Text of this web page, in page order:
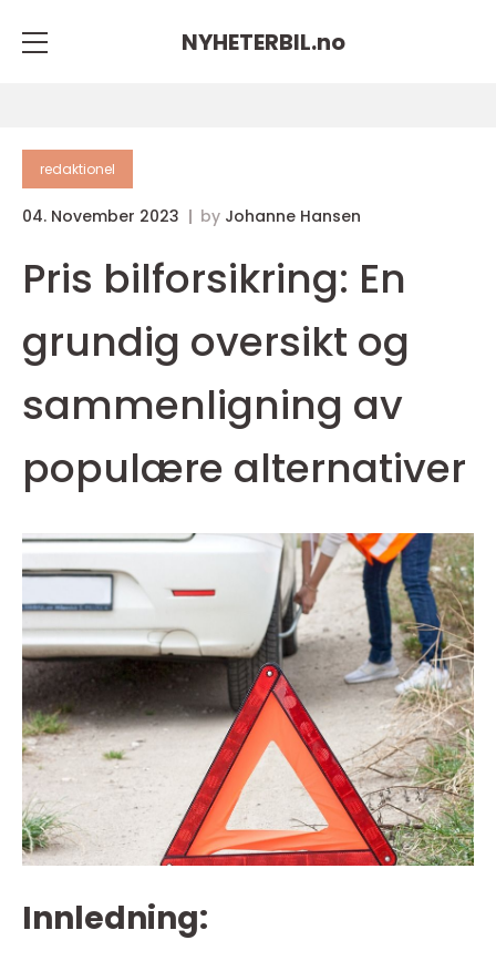
NYHETERBIL.no
redaktionel
04. November 2023 by Johanne Hansen
Pris bilforsikring: En
grundig oversikt og
sammenligning av
populære alternativer
Innledning: